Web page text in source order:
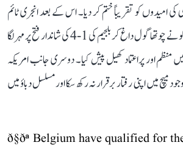
امیدوں کو تقریباً ختم کر دیا۔ اس کے بعد انجری ٹائم
(3+90) میں رومیلو لوکاکو نے چوتھا گول داغ کر بلجیم کی 1-4 کی شاندار فتح پر مہر لگا
اور پراعتماد کھیل پیش کیا۔ دوسری جانب امریکہ
میچ میں اپنی رفتار برقرار نہ رکھ سکا اور مسلسل دباؤ میں
ð§ðª Belgium have qualified for